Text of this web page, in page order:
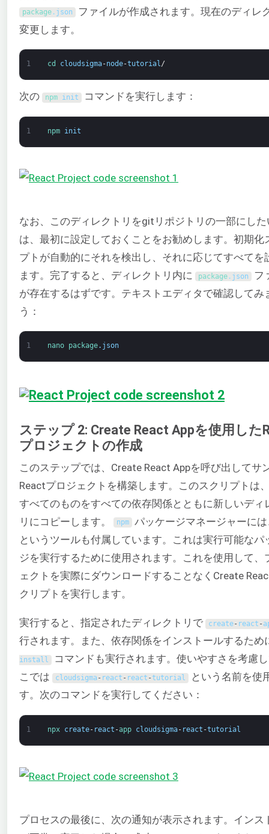
package. json ファイルが作成されます。現在のディレ
変更します。
1 cd cloudsigma-node-tutorial/
次の npm init コマンドを実行します：
1 npm init
なお、このディレクトリをgitリポジトリの一部にし
は、最初に設定しておくことをお勧めします。初期化
プトが自動的にそれを検出し、それに応じてすべてを
ます。完了すると、ディレクトリ内に
package. json フ
が存在するはずです。テキストエディタで確認してみ
う：
1 nano package. json
ステップ 2: Create React Appを使用した
プロジェクトの作成
このステップでは、Create React Appを呼び出してサ
Reactプロジェクトを構築します。このスクリプトは
すべてのものをすべての依存関係とともに新しいディ
リにコピーします。
npm パッケージマネージャーに
というツールも付属しています。これは実行可能なパ
ジを実行するために使用されます。これを使用して、
ェクトを実際にダウンロードすることなくCreate
クリプトを実行します。
実行すると、指定されたディレクトリで create- react -
行されます。また、依存関係をインストールするため
install コマンドも実行されます。使いやすさを考慮
こでは
cloudsigma - react - react -tutorial という名前を使
す。次のコマンドを実行してください：
1 npx create- react -app cloudsigma- react -tutorial
プロセスの最後に、次の通知が表示されます。インス